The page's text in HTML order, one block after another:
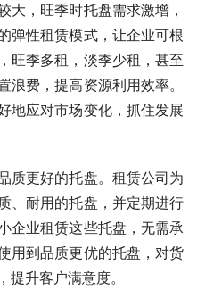
大，旺季时托盘需求激增，
弹性租赁模式，让企业可根
旺季多租，淡季少租，甚至
费，提高资源利用效率。
地应对市场变化，抓住发展
质更好的托盘。租赁公司为
、耐用的托盘，并定期进行
企业租赁这些托盘，无需承
用到品质更优的托盘，对货
升客户满意度。